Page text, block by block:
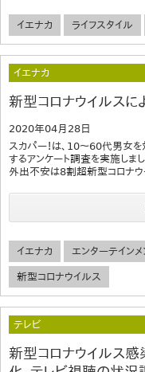
イエナカ ライフスタイル
イエナカ
新型コロナウイルス
2020年04月28日
スカパー！は、10～60代男女
するアンケート調査を実施しま
外出不安は8割超新型コロナ
イエナカ エンターテインメ
新型コロナウイルス
テレビ
新型コロナウイルス